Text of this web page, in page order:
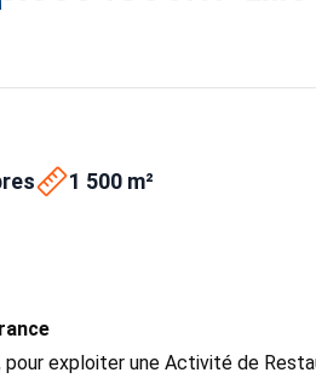
1 500 m²
exploiter une Activité de